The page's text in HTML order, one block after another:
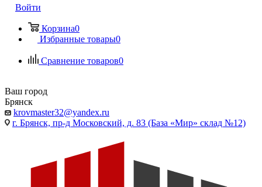
Войти
Корзина0
Избранные товары0
Сравнение товаров0
Ваш город
Брянск
krovmaster32@yandex.ru
г. Брянск, пр-д Московский, д. 83 (База «Мир» склад №12)